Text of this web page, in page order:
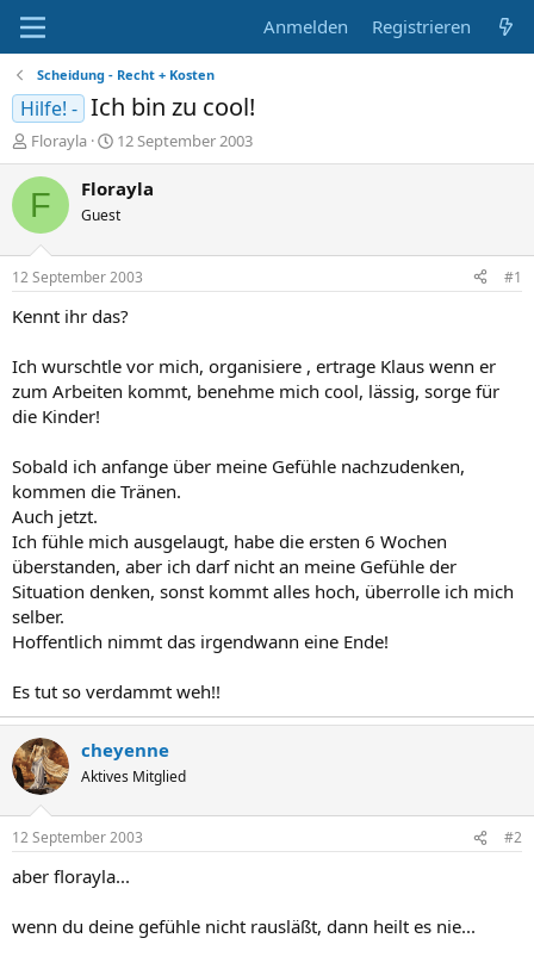
Anmelden Registrieren
Scheidung - Recht + Kosten
Hilfe! - Ich bin zu cool!
E
r
s
e
r
Florayla
E
r
s
e
l
t
a
12 September 2003
F Florayla
Guest
12 September 2003 #1
Kennt ihr das?
Ich wurschtle vor mich, organisiere , ertrage Klaus wenn er
zum Arbeiten kommt, benehme mich cool, lässig, sorge für
die Kinder!
Sobald ich anfange über meine Gefühle nachzudenken,
kommen die Tränen.
Auch jetzt.
Ich fühle mich ausgelaugt, habe die ersten 6 Wochen
überstanden, aber ich darf nicht an meine Gefühle der
Situation denken, sonst kommt alles hoch, überrolle ich mich
selber.
Hoffentlich nimmt das irgendwann eine Ende!
Es tut so verdammt weh!!
cheyenne
Aktives Mitglied
12 September 2003 #2
aber florayla...
wenn du deine gefühle nicht rausläßt, dann heilt es nie...